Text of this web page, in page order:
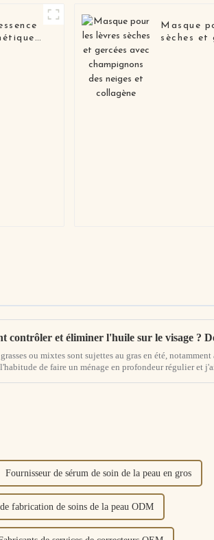
Masque
sèches et
ou mixtes sont sujettes au gras en été,
de faire un ménage en profondeur régulier et
Fournisseur de sérum de soin de la peau en gros
fabrication de soins de la peau ODM